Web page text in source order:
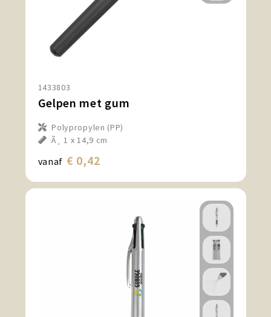
1433803
Gelpen met gum
Polypropylen (PP)
Ã¸ 1 x 14,9 cm
vanaf € 0,42